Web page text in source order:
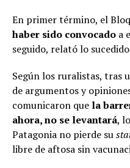
En primer término, el
haber sido convocado a
seguido, relató lo
Según los ruralistas, tras
de argumentos y
comunicaron que la
ahora, no se levantará,
Patagonia no pierde su
libre de aftosa sin